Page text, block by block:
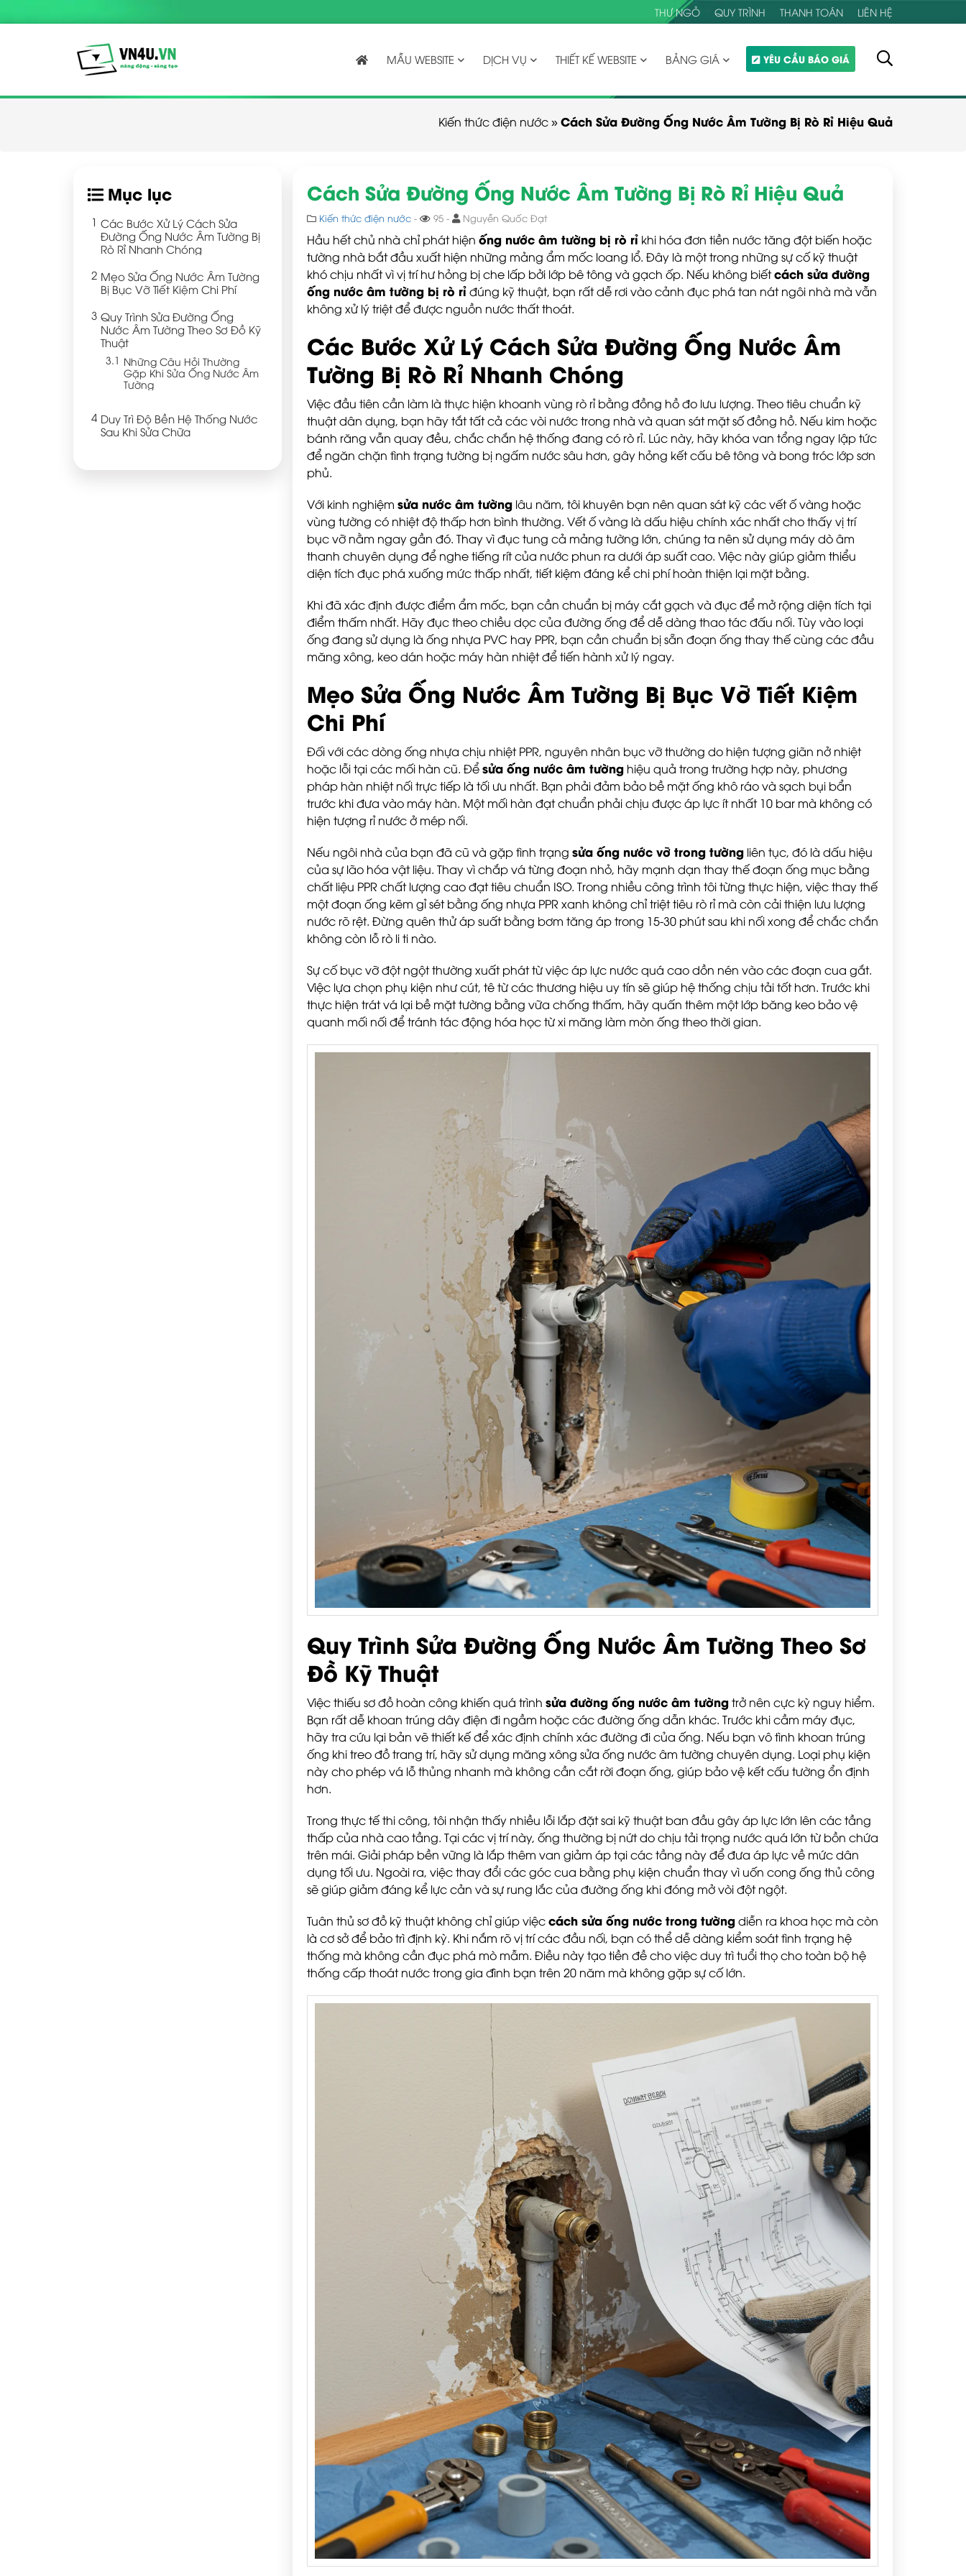
THƯ NGỎ QUY TRÌNH THANH TOÁN LIÊN HỆ
MẪU WEBSITE DỊCH VỤ THIẾT KẾ WEBSITE BẢNG GIÁ YÊU CẦU BÁO GIÁ
Kiến thức điện nước»Cách Sửa Đường Ống Nước Âm Tường Bị Rò Rỉ Hiệu Quả
Mục lục
Các Bước Xử Lý Cách Sửa
Đường Ống Nước Âm Tường Bị
Rò Rỉ Nhanh Chóng
Mẹo Sửa Ống Nước Âm Tường
Bị Bục Vỡ Tiết Kiệm Chi Phí
Quy Trình Sửa Đường Ống
Nước Âm Tường Theo Sơ Đồ Kỹ
Thuật
Những Câu Hỏi Thường
Gặp Khi Sửa Ống Nước Âm
Tường
Duy Trì Độ Bền Hệ Thống Nước
Sau Khi Sửa Chữa
Cách Sửa Đường Ống Nước Âm Tường Bị Rò Rỉ Hiệu Quả
Kiến thức điện nước - 95 - Nguyễn Quốc Đạt
Hầu hết chủ nhà chỉ phát hiện ống nước âm tường bị rò rỉ khi hóa đơn tiền nước tăng đột biến hoặc
tường nhà bắt đầu xuất hiện những mảng ẩm mốc loang lổ. Đây là một trong những sự cố kỹ thuật
khó chịu nhất vì vị trí hư hỏng bị che lấp bởi lớp bê tông và gạch ốp. Nếu không biếtcách sửa đường
ống nước âm tường bị rò rỉđúng kỹ thuật, bạn rất dễ rơi vào cảnh đục phá tan nát ngôi nhà mà vẫn
không xử lý triệt để được nguồn nước thất thoát.
Các Bước Xử Lý Cách Sửa Đường Ống Nước Âm
Tường Bị Rò Rỉ Nhanh Chóng
Việc đầu tiên cần làm là thực hiện khoanh vùng rò rỉ bằng đồng hồ đo lưu lượng. Theo tiêu chuẩn kỹ
thuật dân dụng, bạn hãy tắt tất cả các vòi nước trong nhà và quan sát mặt số đồng hồ. Nếu kim hoặc
bánh răng vẫn quay đều, chắc chắn hệ thống đang có rò rỉ. Lúc này, hãy khóa van tổng ngay lập tức
để ngăn chặn tình trạng tường bị ngấm nước sâu hơn, gây hỏng kết cấu bê tông và bong tróc lớp sơn
phủ.
Với kinh nghiệm sửa nước âm tường lâu năm, tôi khuyên bạn nên quan sát kỹ các vết ố vàng hoặc
vùng tường có nhiệt độ thấp hơn bình thường. Vết ố vàng là dấu hiệu chính xác nhất cho thấy vị trí
bục vỡ nằm ngay gần đó. Thay vì đục tung cả mảng tường lớn, chúng ta nên sử dụng máy dò âm
thanh chuyên dụng để nghe tiếng rít của nước phun ra dưới áp suất cao. Việc này giúp giảm thiểu
diện tích đục phá xuống mức thấp nhất, tiết kiệm đáng kể chi phí hoàn thiện lại mặt bằng.
Khi đã xác định được điểm ẩm mốc, bạn cần chuẩn bị máy cắt gạch và đục để mở rộng diện tích tại
điểm thấm nhất. Hãy đục theo chiều dọc của đường ống để dễ dàng thao tác đấu nối. Tùy vào loại
ống đang sử dụng là ống nhựa PVC hay PPR, bạn cần chuẩn bị sẵn đoạn ống thay thế cùng các đầu
măng xông, keo dán hoặc máy hàn nhiệt để tiến hành xử lý ngay.
Mẹo Sửa Ống Nước Âm Tường Bị Bục Vỡ Tiết Kiệm
Chi Phí
Đối với các dòng ống nhựa chịu nhiệt PPR, nguyên nhân bục vỡ thường do hiện tượng giãn nở nhiệt
hoặc lỗi tại các mối hàn cũ. Đểsửa ống nước âm tường hiệu quả trong trường hợp này, phương
pháp hàn nhiệt nối trực tiếp là tối ưu nhất. Bạn phải đảm bảo bề mặt ống khô ráo và sạch bụi bẩn
trước khi đưa vào máy hàn. Một mối hàn đạt chuẩn phải chịu được áp lực ít nhất 10 bar mà không có
hiện tượng rỉ nước ở mép nối.
Nếu ngôi nhà của bạn đã cũ và gặp tình trạng sửa ống nước vỡ trong tường liên tục, đó là dấu hiệu
của sự lão hóa vật liệu. Thay vì chắp vá từng đoạn nhỏ, hãy mạnh dạn thay thế đoạn ống mục bằng
chất liệu PPR chất lượng cao đạt tiêu chuẩn ISO. Trong nhiều công trình tôi từng thực hiện, việc thay thế
một đoạn ống kẽm gỉ sét bằng ống nhựa PPR xanh không chỉ triệt tiêu rò rỉ mà còn cải thiện lưu lượng
nước rõ rệt. Đừng quên thử áp suất bằng bơm tăng áp trong 15-30 phút sau khi nối xong để chắc chắn
không còn lỗ rò li ti nào.
Sự cố bục vỡ đột ngột thường xuất phát từ việc áp lực nước quá cao dồn nén vào các đoạn cua gắt.
Việc lựa chọn phụ kiện như cút, tê từ các thương hiệu uy tín sẽ giúp hệ thống chịu tải tốt hơn. Trước khi
thực hiện trát vá lại bề mặt tường bằng vữa chống thấm, hãy quấn thêm một lớp băng keo bảo vệ
quanh mối nối để tránh tác động hóa học từ xi măng làm mòn ống theo thời gian.
Quy Trình Sửa Đường Ống Nước Âm Tường Theo Sơ
Đồ Kỹ Thuật
Việc thiếu sơ đồ hoàn công khiến quá trình sửa đường ống nước âm tườngtrở nên cực kỳ nguy hiểm.
Bạn rất dễ khoan trúng dây điện đi ngầm hoặc các đường ống dẫn khác. Trước khi cầm máy đục,
hãy tra cứu lại bản vẽ thiết kế để xác định chính xác đường đi của ống. Nếu bạn vô tình khoan trúng
ống khi treo đồ trang trí, hãy sử dụng măng xông sửa ống nước âm tường chuyên dụng. Loại phụ kiện
này cho phép vá lỗ thủng nhanh mà không cần cắt rời đoạn ống, giúp bảo vệ kết cấu tường ổn định
hơn.
Trong thực tế thi công, tôi nhận thấy nhiều lỗi lắp đặt sai kỹ thuật ban đầu gây áp lực lớn lên các tầng
thấp của nhà cao tầng. Tại các vị trí này, ống thường bị nứt do chịu tải trọng nước quá lớn từ bồn chứa
trên mái. Giải pháp bền vững là lắp thêm van giảm áp tại các tầng này để đưa áp lực về mức dân
dụng tối ưu. Ngoài ra, việc thay đổi các góc cua bằng phụ kiện chuẩn thay vì uốn cong ống thủ công
sẽ giúp giảm đáng kể lực cản và sự rung lắc của đường ống khi đóng mở vòi đột ngột.
Tuân thủ sơ đồ kỹ thuật không chỉ giúp việccách sửa ống nước trong tườngdiễn ra khoa học mà còn
là cơ sở để bảo trì định kỳ. Khi nắm rõ vị trí các đầu nối, bạn có thể dễ dàng kiểm soát tình trạng hệ
thống mà không cần đục phá mò mẫm. Điều này tạo tiền đề cho việc duy trì tuổi thọ cho toàn bộ hệ
thống cấp thoát nước trong gia đình bạn trên 20 năm mà không gặp sự cố lớn.